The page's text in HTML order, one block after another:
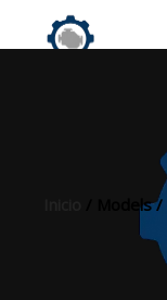
/ Models /